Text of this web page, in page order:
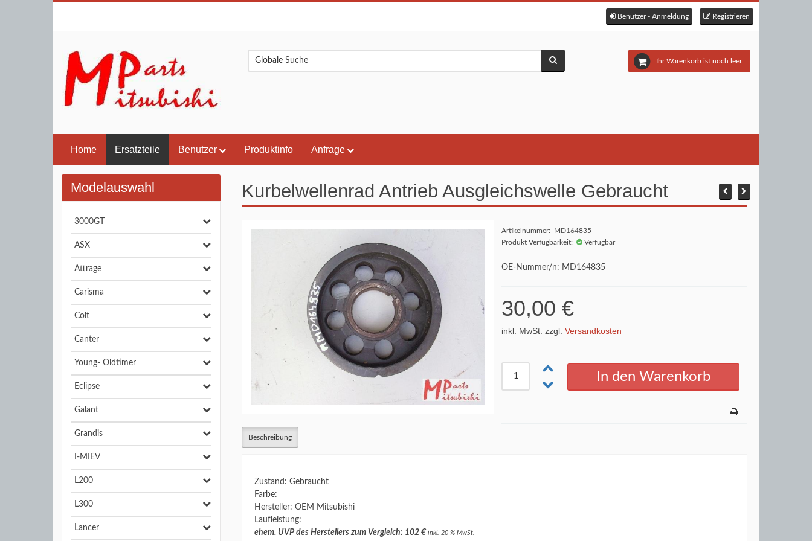
Benutzer - Anmeldung Registrieren
Ihr Warenkorb ist noch leer.
Home Ersatzteile Benutzer Produktinfo Anfrage
Kurbelwellenrad Antrieb Ausgleichswelle Gebraucht
Artikelnummer: MD164835
Produkt Verfügbarkeit:
Verfügbar
OE-Nummer/n: MD164835
30,00 €
inkl. MwSt. zzgl.Versandkosten
Beschreibung
Zustand: Gebraucht
Farbe:
Hersteller: OEM Mitsubishi
Laufleistung:
ehem. UVP des Herstellers zum Vergleich: 102 €inkl. 20 % MwSt.
Modelauswahl
3000GT
ASX
Attrage
Carisma
Colt
Canter
Young- Oldtimer
Eclipse
Galant
Grandis
I-MIEV
L200
L300
Lancer